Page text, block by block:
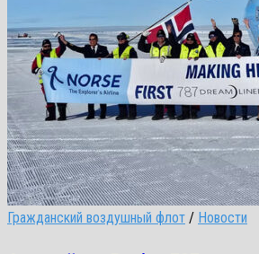
Гражданский воздушный флот / Новости